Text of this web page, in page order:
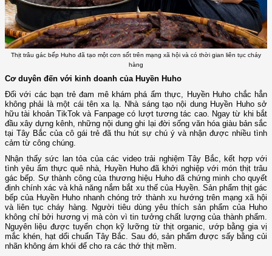
Thịt trâu gác bếp Huho đã tạo một cơn sốt trên mạng xã hội và có thời gian liên tục cháy
hàng
Cơ duyên đến với kinh doanh của Huyền Huho
Đối với các bạn trẻ đam mê khám phá ẩm thực, Huyền Huho chắc hẳn
không phải là một cái tên xa lạ. Nhà sáng tạo nội dung Huyền Huho sở
hữu tài khoản TikTok và Fanpage có lượt tương tác cao. Ngay từ khi bắt
đầu xây dựng kênh, những nội dung ghi lại đời sống văn hóa giàu bản sắc
tại Tây Bắc của cô gái trẻ đã thu hút sự chú ý và nhận được nhiều tình
cảm từ công chúng.
Nhận thấy sức lan tỏa của các video trải nghiệm Tây Bắc, kết hợp với
tình yêu ẩm thực quê nhà, Huyền Huho đã khởi nghiệp với món thịt trâu
gác bếp. Sự thành công của thương hiệu Huho đã chứng minh cho quyết
định chính xác và khả năng nắm bắt xu thế của Huyền. Sản phẩm thịt gác
bếp của Huyền Huho nhanh chóng trở thành xu hướng trên mạng xã hội
và liên tục cháy hàng. Người tiêu dùng yêu thích sản phẩm của Huho
không chỉ bởi hương vị mà còn vì tin tưởng chất lượng của thành phẩm.
Nguyên liệu được tuyển chọn kỹ lưỡng từ thịt organic, ướp bằng gia vị
mắc khén, hạt dổi chuẩn Tây Bắc. Sau đó, sản phẩm được sấy bằng củi
nhãn không ám khói để cho ra các thớ thịt mềm.